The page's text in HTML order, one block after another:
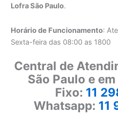
Lofra São Paulo.
Horário de Funcionamento:
Sexta-feira das 08:00 as 1800
Central de
São Paulo e
Fixo: 11
Whatsapp: 11